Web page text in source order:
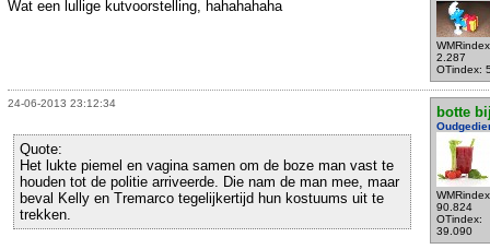
2.287
OTindex:
Wat een lullige kutvoorstelling, hahahahaha
24-06-2013 23:12:34
botte
90.824
OTindex:
39.090
Quote:
Het lukte piemel en vagina samen om de boze man vast te
houden tot de politie arriveerde. Die nam de man mee, maar
beval Kelly en Tremarco tegelijkertijd hun kostuums uit te
trekken.